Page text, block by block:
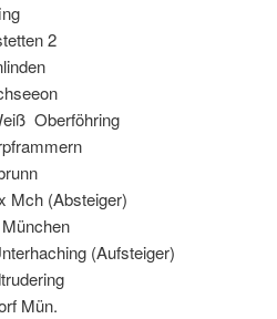
2
Oberföhring
Mch (Absteiger)
(Aufsteiger)
Mün.